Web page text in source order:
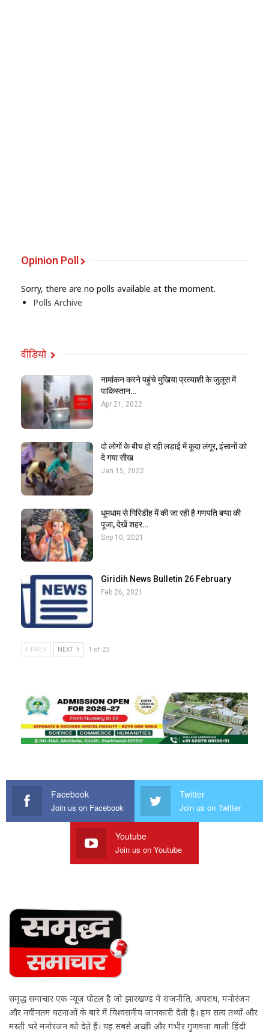
Opinion Poll
Sorry, there are no polls available at the moment.
Polls Archive
वीडियो
नामांकन करने पहुंचे मुखिया प्रत्याशी के जुलूस में
पाकिस्तान…
Apr 21, 2022
दो लोगों के बीच हो रही लड़ाई में कूदा लंगूर, इंसानों को
दे गया सीख
Jan 15, 2022
धूमधाम से गिरिडीह में की जा रही है गणपति बप्पा की
पूजा, देखें शहर…
Sep 10, 2021
Giridih News Bulletin 26 February
Feb 26, 2021
PREV NEXT 1 of 23
Facebook
Join us on Facebook
Twitter
Join us on Twitter
Youtube
Join us on Youtube
समृद्ध समाचार एक न्यूज़ पोर्टल है जो झारखण्ड में राजनीति, अपराध, मनोरंजन
और नवीनतम घटनाओं के बारे में विश्वसनीय जानकारी देती है। हम सत्य तथ्यों और
मस्ती भरे मनोरंजन को देते हैं। यह सबसे अच्छी और गंभीर गुणवत्ता वाली हिंदी